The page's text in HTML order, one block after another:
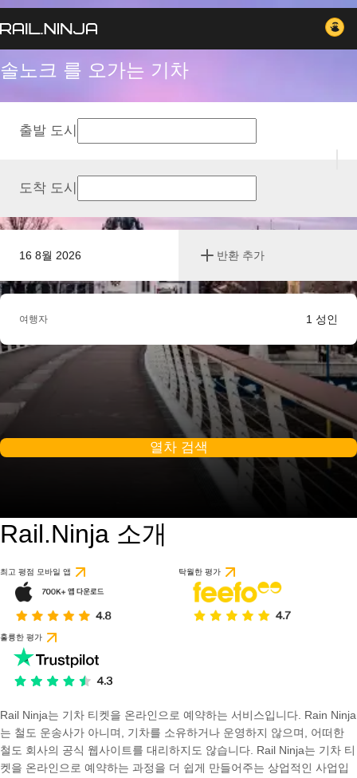
솔노크 를 오가는 기차
16 8월 2026 반환 추가
출발 도시
도착 도시
여행자 1 성인
열차 검색
Rail.Ninja 소개
최고 평점 모바일 앱 탁월한 평가
훌륭한 평가
Rail Ninja는 기차 티켓을 온라인으로 예약하는 서비스입니다. Rain Ninja
는 철도 운송사가 아니며, 기차를 소유하거나 운영하지 않으며, 어떠한
철도 회사의 공식 웹사이트를 대리하지도 않습니다. Rail Ninja는 기차 티
켓을 온라인으로 예약하는 과정을 더 쉽게 만들어주는 상업적인 사업입